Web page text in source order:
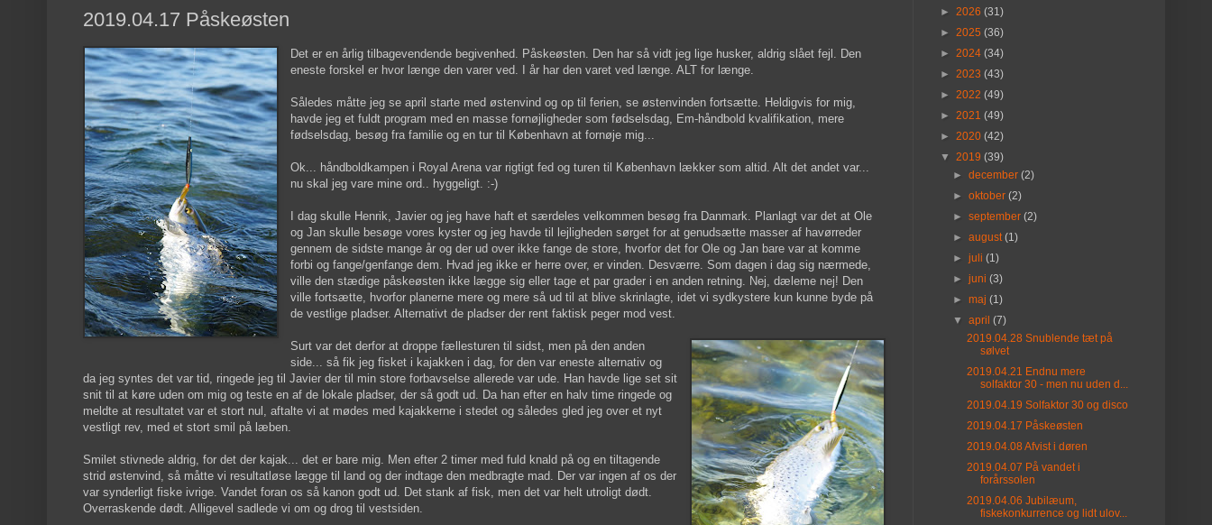
2019.04.17 Påskeøsten
Det er en årlig tilbagevendende begivenhed. Påskeøsten. Den har så vidt jeg lige husker, aldrig slået fejl. Den
eneste forskel er hvor længe den varer ved. I år har den varet ved længe. ALT for længe.
Således måtte jeg se april starte med østenvind og op til ferien, se østenvinden fortsætte. Heldigvis for mig,
havde jeg et fuldt program med en masse fornøjligheder som fødselsdag, Em-håndbold kvalifikation, mere
fødselsdag, besøg fra familie og en tur til København at fornøje mig...
Ok... håndboldkampen i Royal Arena var rigtigt fed og turen til København lækker som altid. Alt det andet var...
nu skal jeg vare mine ord.. hyggeligt. :-)
I dag skulle Henrik, Javier og jeg have haft et særdeles velkommen besøg fra Danmark. Planlagt var det at Ole
og Jan skulle besøge vores kyster og jeg havde til lejligheden sørget for at genudsætte masser af havørreder
gennem de sidste mange år og der ud over ikke fange de store, hvorfor det for Ole og Jan bare var at komme
forbi og fange/genfange dem. Hvad jeg ikke er herre over, er vinden. Desværre. Som dagen i dag sig nærmede,
ville den stædige påskeøsten ikke lægge sig eller tage et par grader i en anden retning. Nej, dæleme nej! Den
ville fortsætte, hvorfor planerne mere og mere så ud til at blive skrinlagte, idet vi sydkystere kun kunne byde på
de vestlige pladser. Alternativt de pladser der rent faktisk peger mod vest.
Surt var det derfor at droppe fællesturen til sidst, men på den anden
side... så fik jeg fisket i kajakken i dag, for den var eneste alternativ og
da jeg syntes det var tid, ringede jeg til Javier der til min store forbavselse allerede var ude. Han havde lige set sit
snit til at køre uden om mig og teste en af de lokale pladser, der så godt ud. Da han efter en halv time ringede og
meldte at resultatet var et stort nul, aftalte vi at mødes med kajakkerne i stedet og således gled jeg over et nyt
vestligt rev, med et stort smil på læben.
Smilet stivnede aldrig, for det der kajak... det er bare mig. Men efter 2 timer med fuld knald på og en tiltagende
strid østenvind, så måtte vi resultatløse lægge til land og der indtage den medbragte mad. Der var ingen af os der
var synderligt fiske ivrige. Vandet foran os så kanon godt ud. Det stank af fisk, men det var helt utroligt dødt.
Overraskende dødt. Alligevel sadlede vi om og drog til vestsiden.
► 2026 (31)
► 2025 (36)
► 2024 (34)
► 2023 (43)
► 2022 (49)
► 2021 (49)
► 2020 (42)
▼ 2019 (39)
►december(2)
►oktober(2)
►september(2)
►august(1)
►juli(1)
►juni(3)
►maj(1)
▼april(7)
2019.04.28 Snublende tæt på
sølvet
2019.04.21 Endnu mere
solfaktor 30 - men nu uden d...
2019.04.19 Solfaktor 30 og disco
2019.04.17 Påskeøsten
2019.04.08 Afvist i døren
2019.04.07 På vandet i
forårssolen
2019.04.06 Jubilæum,
fiskekonkurrence og lidt ulov...